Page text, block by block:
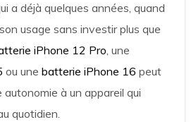
a déjà quelques années, quand
usage sans investir plus que
iPhone 12 Pro, une
ou une batterie iPhone 16 peut
à un appareil qui
quotidien.